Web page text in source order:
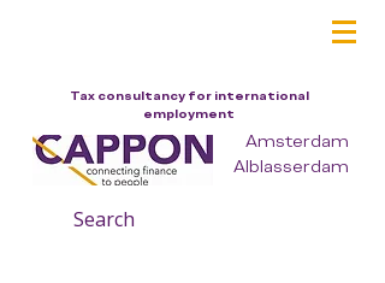
Tax consultancy for international
employment
Amsterdam
Alblasserdam
Search